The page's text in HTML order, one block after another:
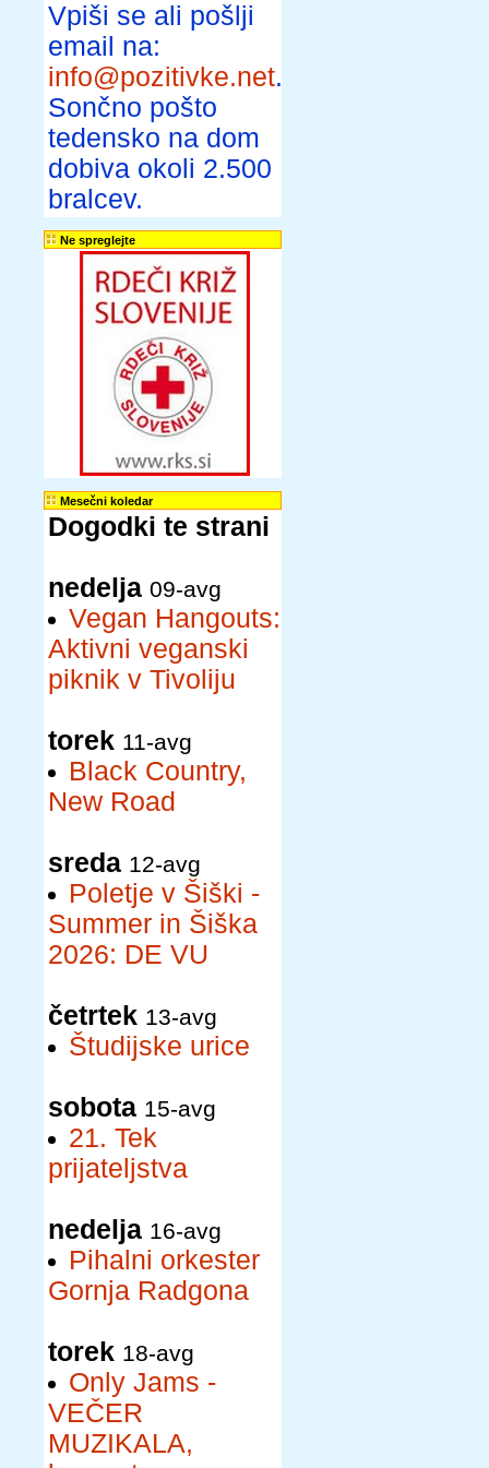
Vpiši se ali pošlji
email na:
info@pozitivke.net.
Sončno pošto
tedensko na dom
dobiva okoli 2.500
bralcev.
Ne spreglejte
Mesečni koledar
Dogodki te strani
nedelja 09-avg
Vegan Hangouts:
Aktivni veganski
piknik v Tivoliju
torek 11-avg
Black Country,
New Road
sreda 12-avg
Poletje v Šiški -
Summer in Šiška
2026: DE VU
četrtek 13-avg
Študijske urice
sobota 15-avg
21. Tek
prijateljstva
nedelja 16-avg
Pihalni orkester
Gornja Radgona
torek 18-avg
Only Jams -
VEČER
MUZIKALA,